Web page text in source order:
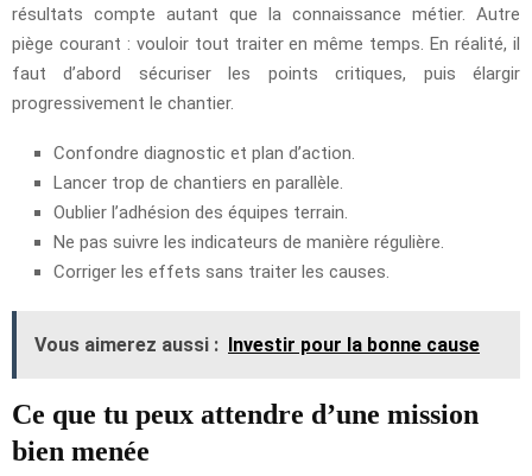
résultats compte autant que la connaissance métier. Autre
piège courant : vouloir tout traiter en même temps. En réalité, il
faut d’abord sécuriser les points critiques, puis élargir
progressivement le chantier.
Confondre diagnostic et plan d’action.
Lancer trop de chantiers en parallèle.
Oublier l’adhésion des équipes terrain.
Ne pas suivre les indicateurs de manière régulière.
Corriger les effets sans traiter les causes.
Vous aimerez aussi : Investir pour la bonne cause
Ce que tu peux attendre d’une mission
bien menée